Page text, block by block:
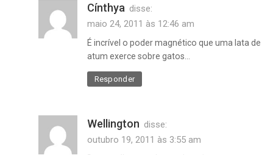
Cínthya disse:
maio 24, 2011 às 12:46 am
É incrível o poder magnético que uma lata de
atum exerce sobre gatos…
Responder
Wellington disse:
outubro 19, 2011 às 3:55 am